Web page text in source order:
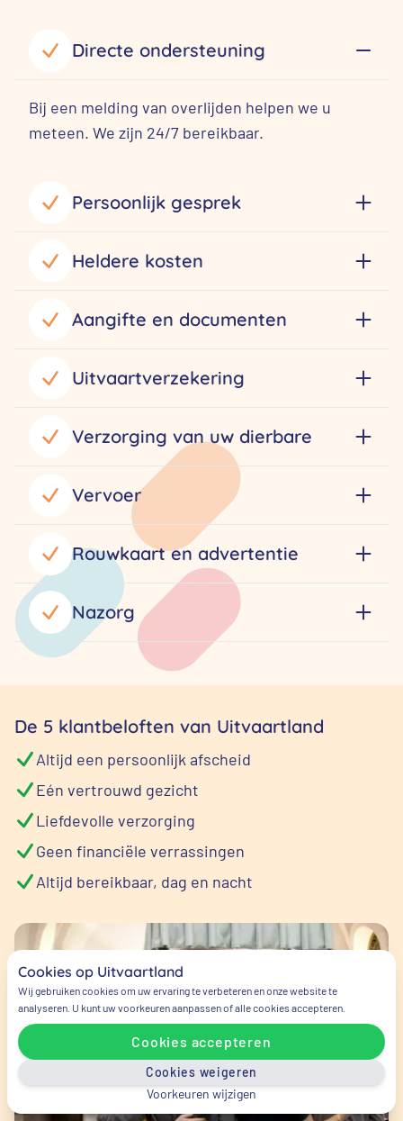
Directe ondersteuning
Bij een melding van overlijden helpen we u
meteen. We zijn 24/7 bereikbaar.
Persoonlijk gesprek
Heldere kosten
Aangifte en documenten
Uitvaartverzekering
Verzorging van uw dierbare
Vervoer
Rouwkaart en advertentie
Nazorg
De 5 klantbeloften van Uitvaartland
Altijd een persoonlijk afscheid
Eén vertrouwd gezicht
Liefdevolle verzorging
Geen financiële verrassingen
Altijd bereikbaar, dag en nacht
Cookies op Uitvaartland
Wij gebruiken cookies om uw ervaring te verbeteren en onze website te
analyseren. U kunt uw voorkeuren aanpassen of alle cookies accepteren.
Cookies accepteren
Cookies weigeren
Voorkeuren wijzigen